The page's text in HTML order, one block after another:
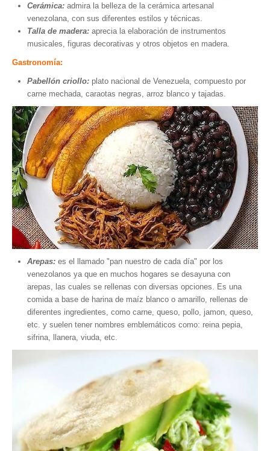
Cerámica: admira la belleza de la cerámica artesanal
venezolana, con sus diferentes estilos y técnicas.
Talla de madera: aprecia la elaboración de instrumentos
musicales, figuras decorativas y otros objetos en madera.
Gastronomía:
Pabellón criollo: plato nacional de Venezuela, compuesto por
carne mechada, caraotas negras, arroz blanco y tajadas.
Arepas: es el llamado "pan nuestro de cada día" por los
venezolanos ya que en muchos hogares se desayuna con
arepas, las cuales se rellenas con diversas opciones. Es una
comida a base de harina de maíz blanco o amarillo, rellenas de
diferentes ingredientes, como carne, queso, pollo, jamon, queso,
etc. y suelen tener nombres emblemáticos como: reina pepia,
sifrina, llanera, viuda, etc.